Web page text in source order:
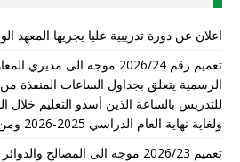
اعلان عن دورة تدريبية عليا يجريها المعهد
تعميم رقم 2026/24 موجه الى
الرسمية يتعلق بجداول الساعات المنفذة من
ولغاية نهاية العام الدراسي 2025-2026 ومن ضمنها التدريب الصيفي
تعميم 2026/23 موجه الى المصالح